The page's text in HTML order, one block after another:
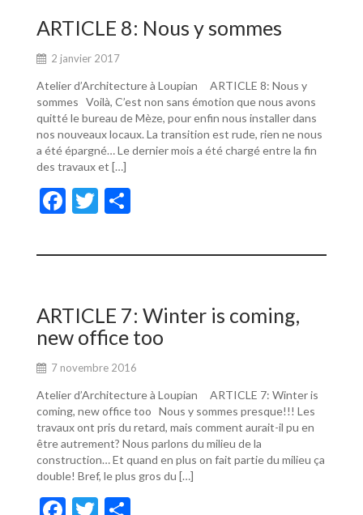
o
o
k
er
ARTICLE 8: Nous y sommes
2 janvier 2017
Atelier d’Architecture à Loupian ARTICLE 8: Nous y
sommes Voilà, C’est non sans émotion que nous avons
quitté le bureau de Mèze, pour enfin nous installer dans
nos nouveaux locaux. La transition est rude, rien ne nous
a été épargné… Le dernier mois a été chargé entre la fin
des travaux et […]
F
e
o
o
k
T
itt ta
er
ARTICLE 7: Winter is coming,
new office too
7 novembre 2016
Atelier d’Architecture à Loupian ARTICLE 7: Winter is
coming, new office too Nous y sommes presque!!! Les
travaux ont pris du retard, mais comment aurait-il pu en
être autrement? Nous parlons du milieu de la
construction… Et quand en plus on fait partie du milieu ça
double! Bref, le plus gros du […]